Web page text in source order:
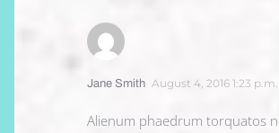
Jane Smith August 4, 2016 1:23 p.m.
Alienum phaedrum torquatos